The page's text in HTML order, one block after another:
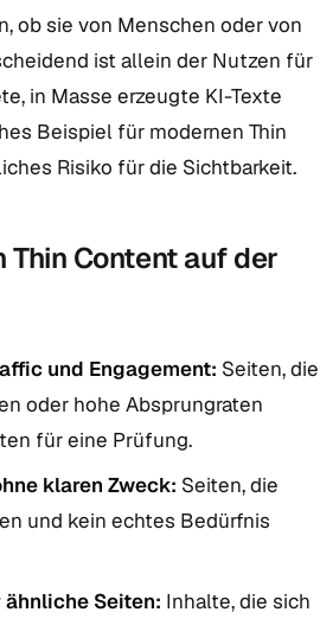
ob sie von Menschen oder von
ist allein der Nutzen für
in Masse erzeugte KI-Texte
Beispiel für modernen Thin
Risiko für die Sichtbarkeit.
Thin Content auf der
und Engagement: Seiten, die
oder hohe Absprungraten
für eine Prüfung.
klaren Zweck: Seiten, die
und kein echtes Bedürfnis
Seiten: Inhalte, die sich